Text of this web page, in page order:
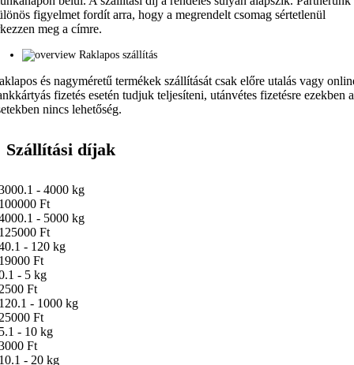
figyelmet fordít arra, hogy a megrendelt csomag sértetlenül
meg a címre.
Raklapos szállítás
és nagyméretű termékek szállítását csak előre utalás vagy
fizetés esetén tudjuk teljesíteni, utánvétes fizetésre ezekben
nincs lehetőség.
Szállítási díjak
- 4000 kg
Ft
- 5000 kg
Ft
- 120 kg
Ft
- 5 kg
Ft
- 1000 kg
Ft
- 10 kg
Ft
- 20 kg